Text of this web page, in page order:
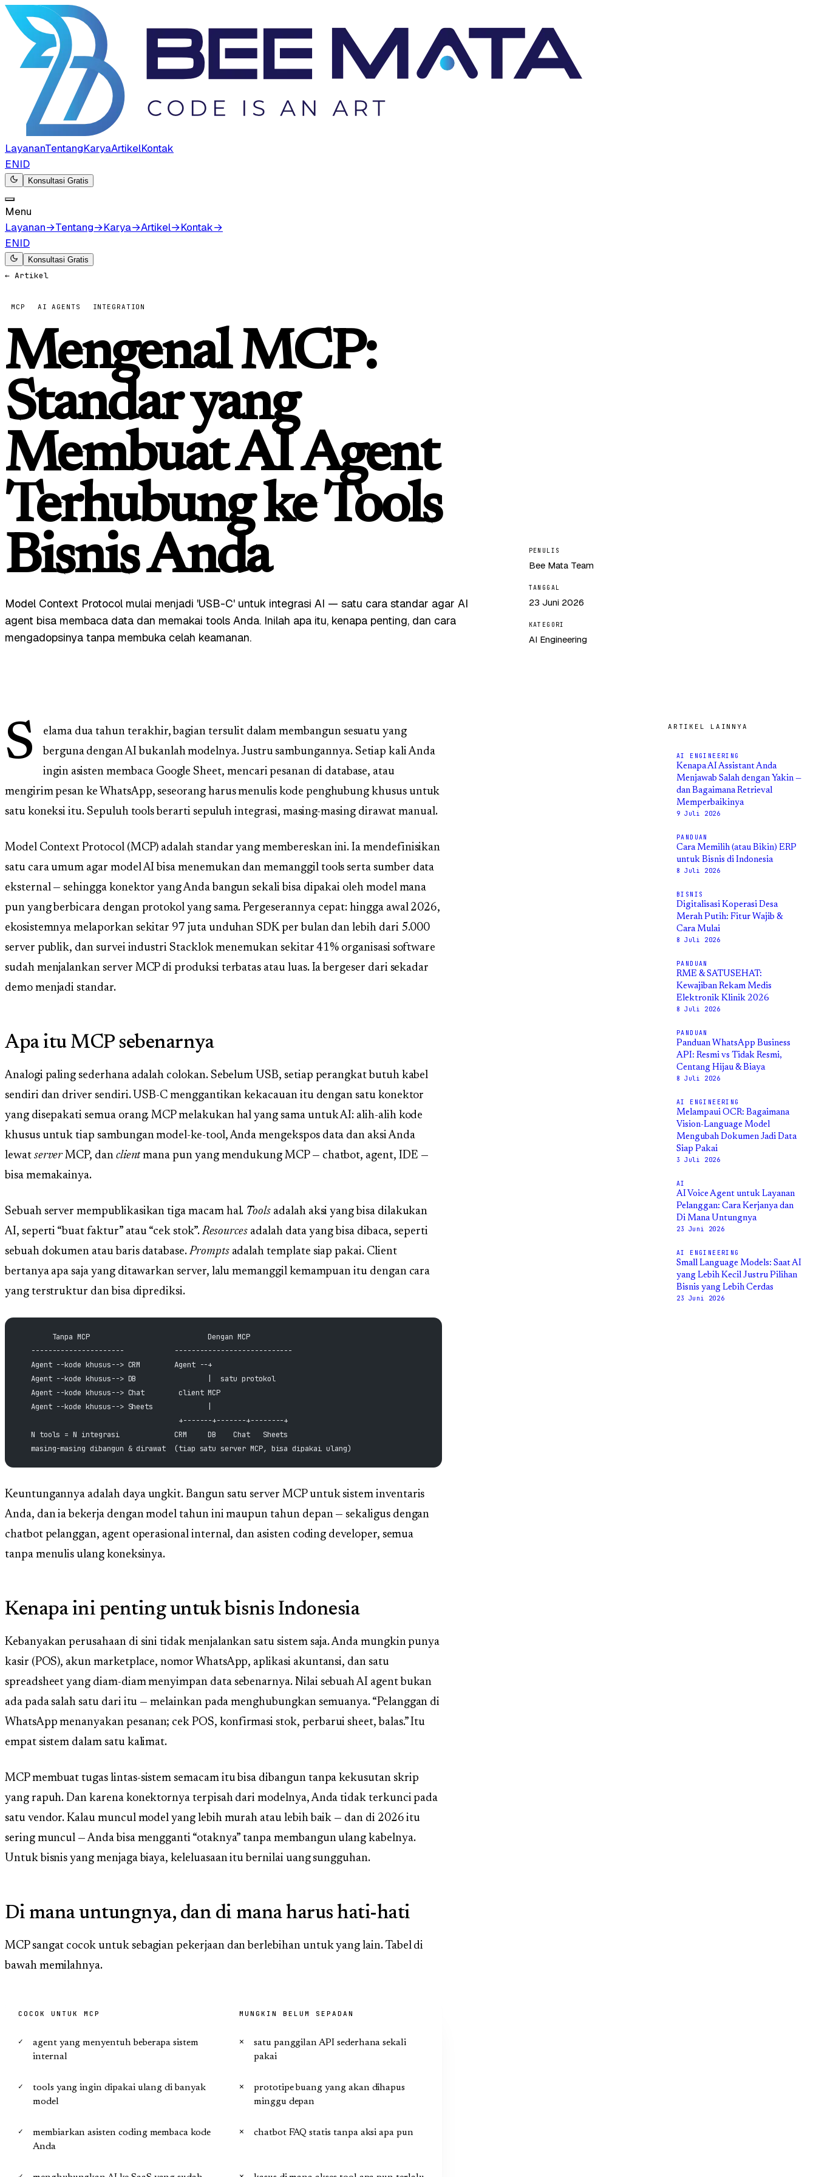
LayananTentangKaryaArtikelKontak
ENID
Konsultasi Gratis
Menu
Layanan→Tentang→Karya→Artikel→Kontak→
ENID
Konsultasi Gratis
← Artikel
MCP AI AGENTS INTEGRATION
Mengenal MCP:
Standar yang
Membuat AI Agent
Terhubung ke Tools
Bisnis Anda
Model Context Protocol mulai menjadi 'USB-C' untuk integrasi AI — satu cara standar agar AI
agent bisa membaca data dan memakai tools Anda. Inilah apa itu, kenapa penting, dan cara
mengadopsinya tanpa membuka celah keamanan.
PENULIS
Bee Mata Team
TANGGAL
23 Juni 2026
KATEGORI
AI Engineering
S
elama dua tahun terakhir, bagian tersulit dalam membangun sesuatu yang
berguna dengan AI bukanlah modelnya. Justru sambungannya. Setiap kali Anda
ingin asisten membaca Google Sheet, mencari pesanan di database, atau
mengirim pesan ke WhatsApp, seseorang harus menulis kode penghubung khusus untuk
satu koneksi itu. Sepuluh tools berarti sepuluh integrasi, masing-masing dirawat manual.
Model Context Protocol (MCP) adalah standar yang membereskan ini. Ia mendefinisikan
satu cara umum agar model AI bisa menemukan dan memanggil tools serta sumber data
eksternal — sehingga konektor yang Anda bangun sekali bisa dipakai oleh model mana
pun yang berbicara dengan protokol yang sama. Pergeserannya cepat: hingga awal 2026,
ekosistemnya melaporkan sekitar 97 juta unduhan SDK per bulan dan lebih dari 5.000
server publik, dan survei industri Stacklok menemukan sekitar 41% organisasi software
sudah menjalankan server MCP di produksi terbatas atau luas. Ia bergeser dari sekadar
demo menjadi standar.
Apa itu MCP sebenarnya
Analogi paling sederhana adalah colokan. Sebelum USB, setiap perangkat butuh kabel
sendiri dan driver sendiri. USB-C menggantikan kekacauan itu dengan satu konektor
yang disepakati semua orang. MCP melakukan hal yang sama untuk AI: alih-alih kode
khusus untuk tiap sambungan model-ke-tool, Anda mengekspos data dan aksi Anda
lewat serverMCP, dan clientmana pun yang mendukung MCP — chatbot, agent, IDE —
bisa memakainya.
Sebuah server mempublikasikan tiga macam hal. Tools adalah aksi yang bisa dilakukan
AI, seperti “buat faktur” atau “cek stok”.Resources adalah data yang bisa dibaca, seperti
sebuah dokumen atau baris database.Promptsadalah template siap pakai. Client
bertanya apa saja yang ditawarkan server, lalu memanggil kemampuan itu dengan cara
yang terstruktur dan bisa diprediksi.
        Tanpa MCP                            Dengan MCP
   ----------------------            ----------------------------
   Agent --kode khusus--> CRM        Agent --+
   Agent --kode khusus--> DB                 |  satu protokol
   Agent --kode khusus--> Chat        client MCP
   Agent --kode khusus--> Sheets             |
                                      +-------+-------+--------+
   N tools = N integrasi             CRM     DB    Chat   Sheets
   masing-masing dibangun & dirawat  (tiap satu server MCP, bisa dipakai ulang)
Keuntungannya adalah daya ungkit. Bangun satu server MCP untuk sistem inventaris
Anda, dan ia bekerja dengan model tahun ini maupun tahun depan — sekaligus dengan
chatbot pelanggan, agent operasional internal, dan asisten coding developer, semua
tanpa menulis ulang koneksinya.
Kenapa ini penting untuk bisnis Indonesia
Kebanyakan perusahaan di sini tidak menjalankan satu sistem saja. Anda mungkin punya
kasir (POS), akun marketplace, nomor WhatsApp, aplikasi akuntansi, dan satu
spreadsheet yang diam-diam menyimpan data sebenarnya. Nilai sebuah AI agent bukan
ada pada salah satu dari itu — melainkan pada menghubungkan semuanya. “Pelanggan di
WhatsApp menanyakan pesanan; cek POS, konfirmasi stok, perbarui sheet, balas.” Itu
empat sistem dalam satu kalimat.
MCP membuat tugas lintas-sistem semacam itu bisa dibangun tanpa kekusutan skrip
yang rapuh. Dan karena konektornya terpisah dari modelnya, Anda tidak terkunci pada
satu vendor. Kalau muncul model yang lebih murah atau lebih baik — dan di 2026 itu
sering muncul — Anda bisa mengganti “otaknya” tanpa membangun ulang kabelnya.
Untuk bisnis yang menjaga biaya, keleluasaan itu bernilai uang sungguhan.
Di mana untungnya, dan di mana harus hati-hati
MCP sangat cocok untuk sebagian pekerjaan dan berlebihan untuk yang lain. Tabel di
bawah memilahnya.
COCOK UNTUK MCP MUNGKIN BELUM SEPADAN
agent yang menyentuh beberapa sistem
internal
satu panggilan API sederhana sekali
pakai
tools yang ingin dipakai ulang di banyak
model
prototipe buang yang akan dihapus
minggu depan
membiarkan asisten coding membaca kode
Anda
chatbot FAQ statis tanpa aksi apa pun
ARTIKEL LAINNYA
AI ENGINEERING
Kenapa AI Assistant Anda
Menjawab Salah dengan Yakin —
dan Bagaimana Retrieval
Memperbaikinya
9 Juli 2026
PANDUAN
Cara Memilih (atau Bikin) ERP
untuk Bisnis di Indonesia
8 Juli 2026
BISNIS
Digitalisasi Koperasi Desa
Merah Putih: Fitur Wajib &
Cara Mulai
8 Juli 2026
PANDUAN
RME & SATUSEHAT:
Kewajiban Rekam Medis
Elektronik Klinik 2026
8 Juli 2026
PANDUAN
Panduan WhatsApp Business
API: Resmi vs Tidak Resmi,
Centang Hijau & Biaya
8 Juli 2026
AI ENGINEERING
Melampaui OCR: Bagaimana
Vision-Language Model
Mengubah Dokumen Jadi Data
Siap Pakai
3 Juli 2026
AI
AI Voice Agent untuk Layanan
Pelanggan: Cara Kerjanya dan
Di Mana Untungnya
23 Juni 2026
AI ENGINEERING
Small Language Models: Saat AI
yang Lebih Kecil Justru Pilihan
Bisnis yang Lebih Cerdas
23 Juni 2026